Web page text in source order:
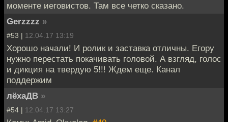
моменте иеговистов. Там все четко сказано.
Gerzzzz »
#53 | 12.04.17 13:19
Хорошо начали! И ролик и заставка отличны. Егору
нужно перестать покачивать головой. А взгляд, голос
и дикция на твердую 5!!! Ждем еще. Канал
поддержим
лёхаДВ »
#54 | 12.04.17 13:27